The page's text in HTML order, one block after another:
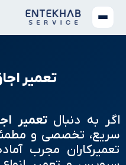
تعمیر
اگر به دنبالتعمیر
سریع، تخصصی و
تعمیرکاران مجرب